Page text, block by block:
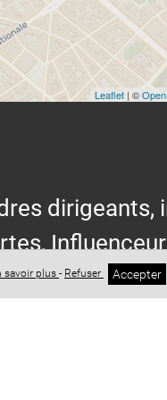
Leaflet| ©
savoir plus - Refuser Accepter